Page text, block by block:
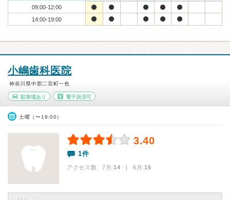
09:00-12:00
14:00-19:00
小嶋歯科医院
神奈川県中郡二宮町一色
駐車場あり 電子決済可
土曜（〜19:00）
3.40
1件
アクセス数 7月:14 | 6月:16